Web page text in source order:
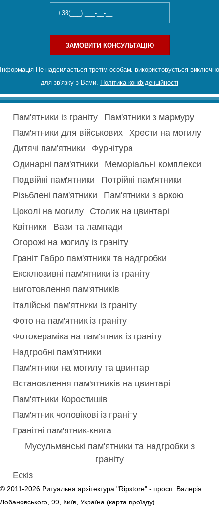
ЗАМОВИТИ КОНСУЛЬТАЦІЮ
Інформація Не надсилається третім особам, використовується виключно
для зв'язку з Вами. Політика конфіденційності
Пам'ятники із граніту
Пам'ятники з мармуру
Пам'ятники для військових
Хрести на могилу
Дитячі пам'ятники
Фурнітура
Одинарні пам'ятники
Меморіальні комплекси
Подвійні пам'ятники
Потрійні пам'ятники
Різьблені пам'ятники
Пам'ятники з аркою
Цоколі на могилу
Столик на цвинтарі
Квітники
Вази та лампади
Огорожі на могилу із граніту
Граніт Габро пам'ятники та надгробки
Ексклюзивні пам'ятники із граніту
Виготовлення пам'ятників
Італійські пам'ятники із граніту
Фото на пам'ятник із граніту
Фотокераміка на пам'ятник із граніту
Надгробні пам'ятники
Пам'ятники на могилу та цвинтар
Встановлення пам'ятників на цвинтарі
Пам'ятники Коростишів
Пам'ятник чоловікові із граніту
Гранітні пам'ятник-книга
Мусульманські пам'ятники та надгробки з
граніту
Ескіз
© 2011-2026 Ритуальна архітектура "Ripstore" - просп. Валерія
Лобановського, 99, Київ, Україна (карта проїзду)